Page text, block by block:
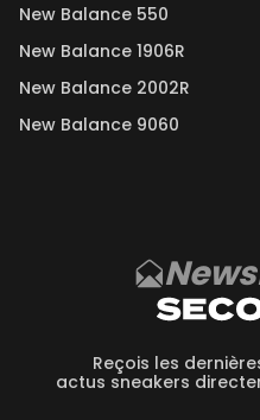
New Balance 550
New Balance 1906R
New Balance 2002R
New Balance 9060
Reçois les
actus sneakers